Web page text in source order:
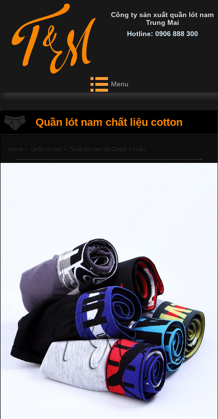
Công ty sản xuất quần lót nam
Trung Mai
Hotline: 0906 888 300
Menu
Quần lót nam chất liệu cotton
Home › Quần xì nam › Quần lót nam vải Cotton 4 chiều